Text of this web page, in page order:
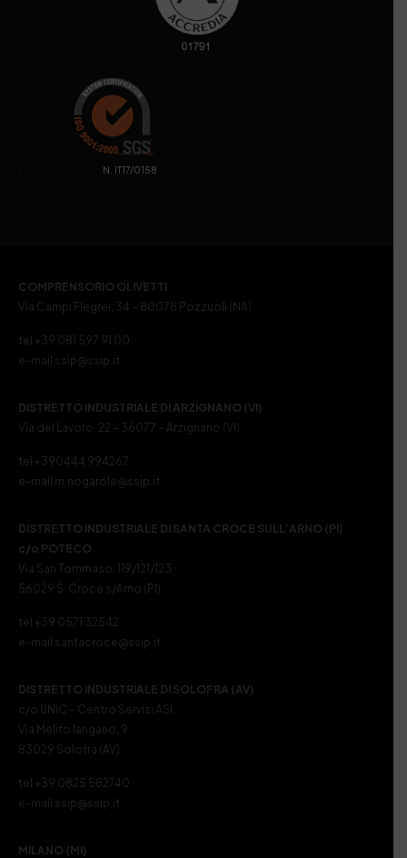
. N. IT17/0158
COMPRENSORIO OLIVETTI
Via Campi Flegrei, 34 – 80078 Pozzuoli (NA)
tel +39 081 597 91 00
e-mail ssip@ssip.it
DISTRETTO INDUSTRIALE DI ARZIGNANO (VI)
Via del Lavoro, 22 – 36077 – Arzignano (VI)
tel +390444 994267
e-mail m.nogarole@ssip.it
DISTRETTO INDUSTRIALE DI SANTA CROCE SULL’ARNO (PI)
c/o POTECO
Via San Tommaso, 119/121/123
56029 S. Croce s/Arno (PI)
tel +39 0571 32542
e-mail santacroce@ssip.it
DISTRETTO INDUSTRIALE DI SOLOFRA (AV)
c/o UNIC – Centro Servizi ASI
Via Melito Iangano, 9
83029 Solofra (AV)
tel +39 0825 582740
e-mail ssip@ssip.it
MILANO (MI)